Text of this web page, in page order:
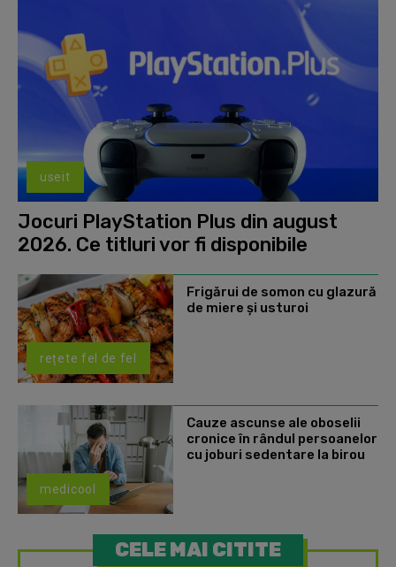
useit
Jocuri PlayStation Plus din august
2026. Ce titluri vor fi disponibile
rețete fel de fel
Frigărui de somon cu glazură
de miere și usturoi
medicool
Cauze ascunse ale oboselii
cronice în rândul persoanelor
cu joburi sedentare la birou
CELE MAI CITITE